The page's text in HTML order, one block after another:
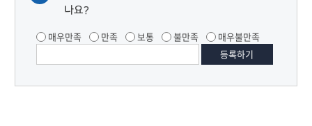
나요?
매우만족 만족 보통 불만족 매우불만족